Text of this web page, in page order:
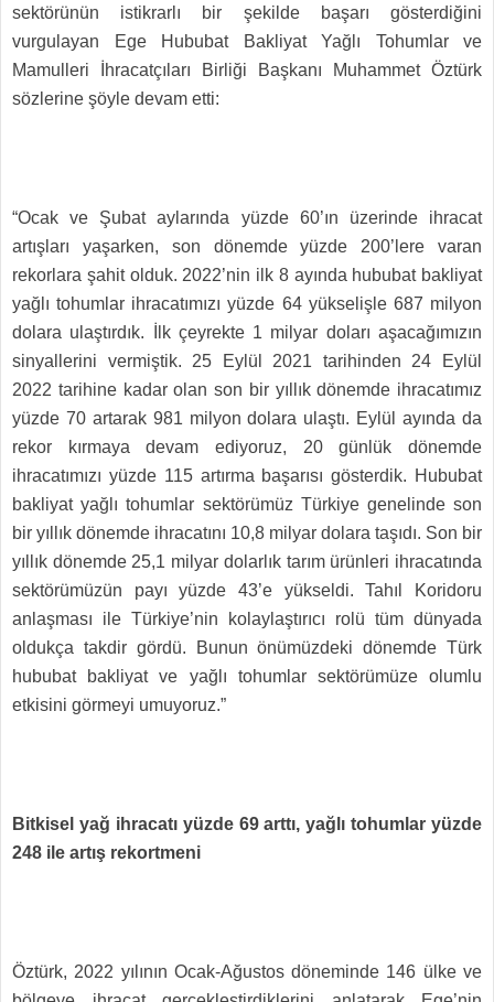
sektörünün istikrarlı bir şekilde başarı gösterdiğini
vurgulayan Ege Hububat Bakliyat Yağlı Tohumlar ve
Mamulleri İhracatçıları Birliği Başkanı Muhammet Öztürk
sözlerine şöyle devam etti:
“Ocak ve Şubat aylarında yüzde 60’ın üzerinde ihracat
artışları yaşarken, son dönemde yüzde 200’lere varan
rekorlara şahit olduk. 2022’nin ilk 8 ayında hububat bakliyat
yağlı tohumlar ihracatımızı yüzde 64 yükselişle 687 milyon
dolara ulaştırdık. İlk çeyrekte 1 milyar doları aşacağımızın
sinyallerini vermiştik. 25 Eylül 2021 tarihinden 24 Eylül
2022 tarihine kadar olan son bir yıllık dönemde ihracatımız
yüzde 70 artarak 981 milyon dolara ulaştı. Eylül ayında da
rekor kırmaya devam ediyoruz, 20 günlük dönemde
ihracatımızı yüzde 115 artırma başarısı gösterdik. Hububat
bakliyat yağlı tohumlar sektörümüz Türkiye genelinde son
bir yıllık dönemde ihracatını 10,8 milyar dolara taşıdı. Son bir
yıllık dönemde 25,1 milyar dolarlık tarım ürünleri ihracatında
sektörümüzün payı yüzde 43’e yükseldi. Tahıl Koridoru
anlaşması ile Türkiye’nin kolaylaştırıcı rolü tüm dünyada
oldukça takdir gördü. Bunun önümüzdeki dönemde Türk
hububat bakliyat ve yağlı tohumlar sektörümüze olumlu
etkisini görmeyi umuyoruz.”
Bitkisel yağ ihracatı yüzde 69 arttı, yağlı tohumlar yüzde
248 ile artış rekortmeni
Öztürk, 2022 yılının Ocak-Ağustos döneminde 146 ülke ve